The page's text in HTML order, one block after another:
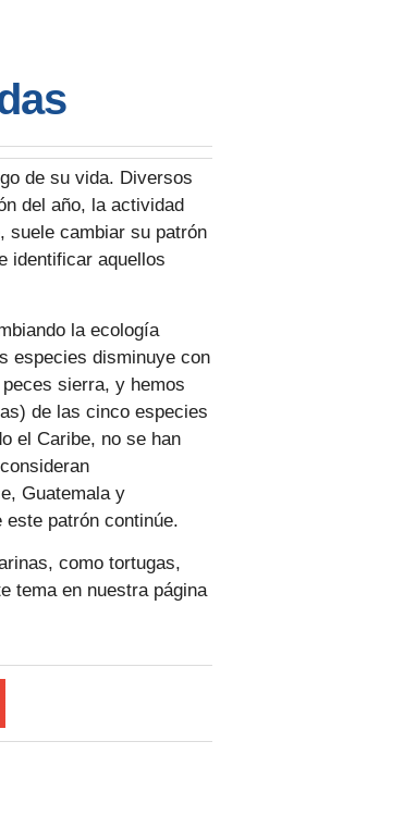
de su vida. Diversos
del año, la actividad
suele cambiar su patrón
identificar aquellos
la ecología
especies disminuye con
sierra, y hemos
de las cinco especies
el Caribe, no se han
Guatemala y
patrón continúe.
como tortugas,
tema en nuestra página